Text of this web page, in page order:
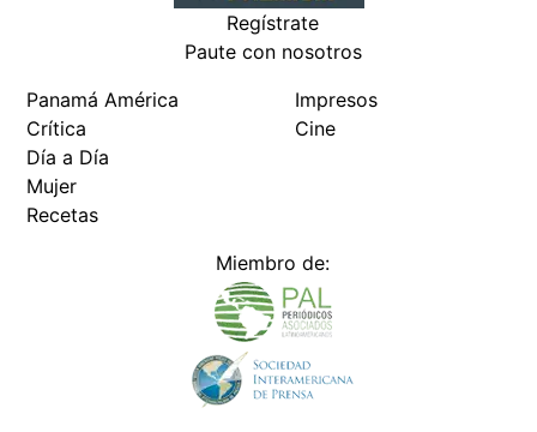
Regístrate
Paute con nosotros
Panamá América
Crítica
Día a Día
Mujer
Recetas
Impresos
Cine
Miembro de: